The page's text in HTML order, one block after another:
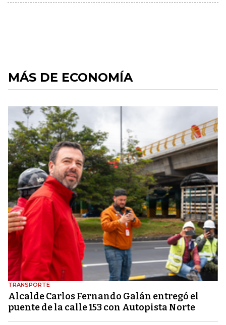
MÁS DE ECONOMÍA
TRANSPORTE
Alcalde Carlos Fernando Galán entregó el
puente de la calle 153 con Autopista Norte